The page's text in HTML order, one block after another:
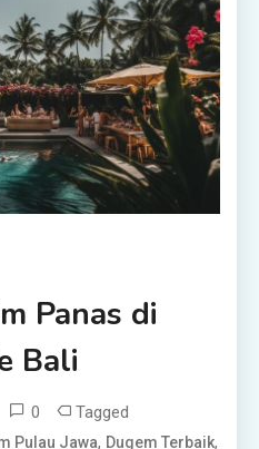
Panas di
Bali
0 Tagged
Pulau Jawa, Dugem Terbaik,